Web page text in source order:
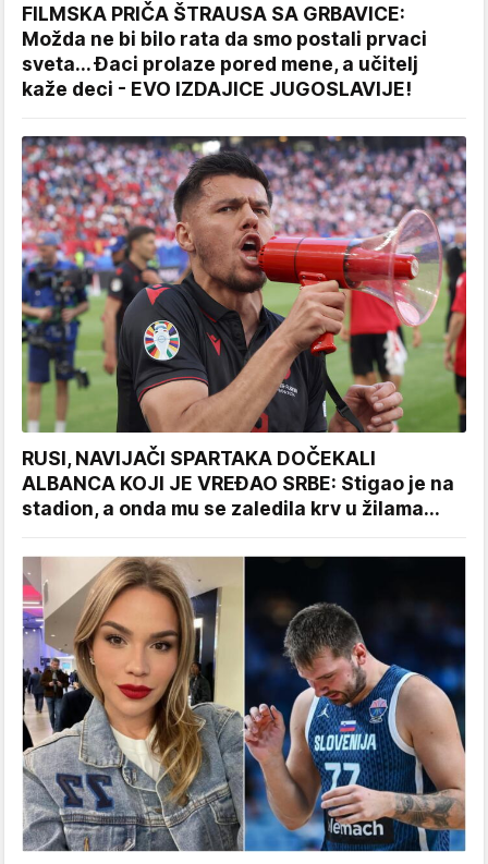
FILMSKA PRIČA ŠTRAUSA SA GRBAVICE:
Možda ne bi bilo rata da smo postali prvaci
sveta... Đaci prolaze pored mene, a učitelj
kaže deci - EVO IZDAJICE JUGOSLAVIJE!
RUSI, NAVIJAČI SPARTAKA DOČEKALI
ALBANCA KOJI JE VREĐAO SRBE: Stigao je na
stadion, a onda mu se zaledila krv u žilama...